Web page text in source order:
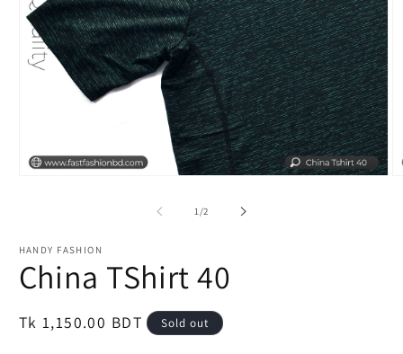
1/of
2
HANDY FASHION
China TShirt 40
Regular
Tk 1,150.00 BDT Sold out